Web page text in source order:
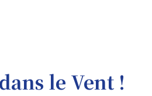
le Vent !